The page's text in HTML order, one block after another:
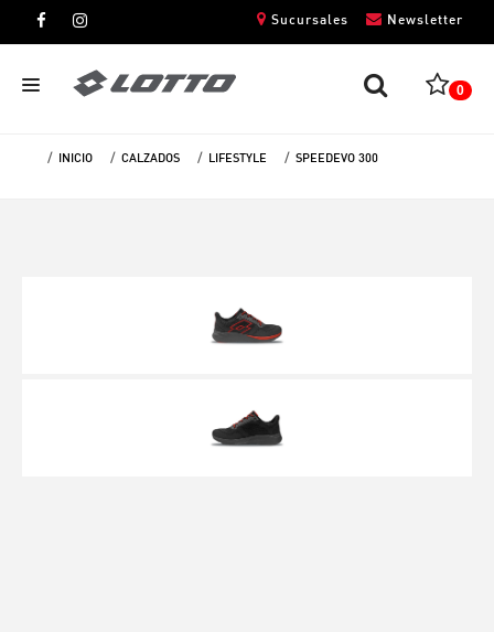
Newsletter
Sucursales
0
INICIO CALZADOS LIFESTYLE SPEEDEVO 300